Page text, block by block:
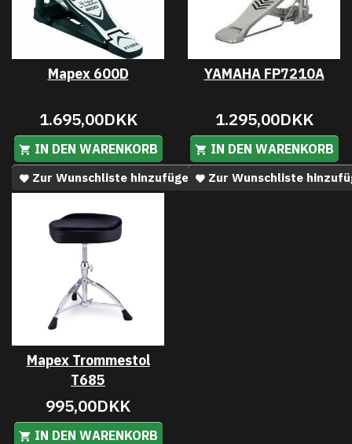
Mapex 600D
1.695,00DKK
IN DEN WARENKORB
Zur Wunschliste hinzufügen
YAMAHA FP7210A
1.295,00DKK
IN DEN WARENKORB
Zur Wunschliste
Mapex Trommestol
T685
995,00DKK
IN DEN WARENKORB